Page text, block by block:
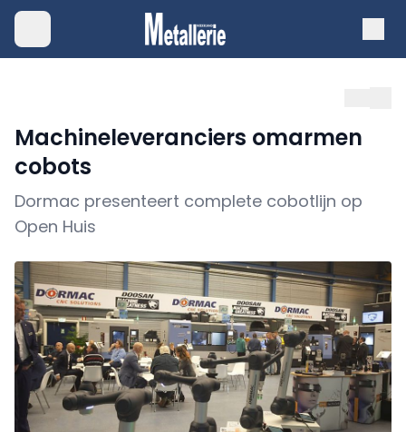
Machineleveranciers omarmen
cobots
Dormac presenteert complete cobotlijn op
Open Huis